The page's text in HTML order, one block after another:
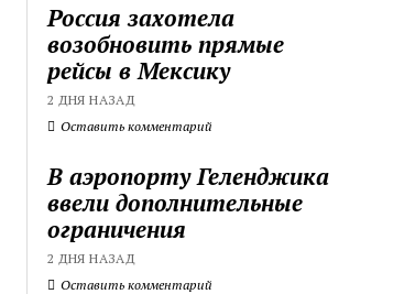
Россия захотела
возобновить прямые
рейсы в Мексику
2 ДНЯ НАЗАД
Оставить комментарий
В аэропорту Геленджика
ввели дополнительные
ограничения
2 ДНЯ НАЗАД
Оставить комментарий